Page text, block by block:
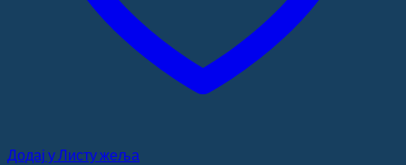
Додај у Листу жеља